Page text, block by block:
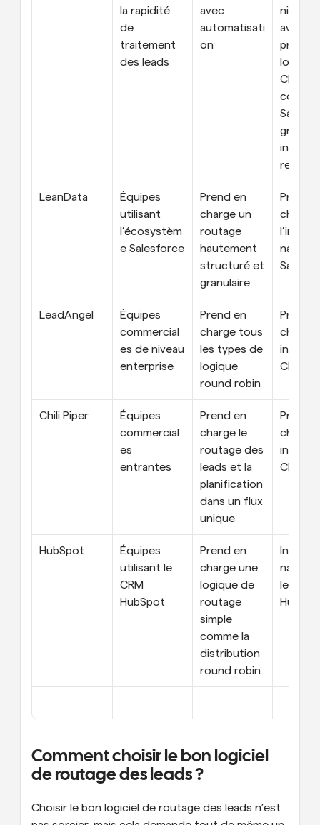
la rapidité
de
traitement
des leads
avec
automatisati
on
niveau
avec
logiciels
CRM,
comme
grâce
re API-
LeanData
Équipes
utilisant
l’écosystèm
e Salesforce
Prend en
charge un
routage
hautement
structuré et
granulaire
Prend
charge
native
LeadAngel
Équipes
commercial
es de niveau
enterprise
Prend en
charge tous
les types de
logique
round robin
Prend
charge
CRM
Chili Piper
Équipes
commercial
es
entrantes
Prend en
charge le
routage des
leads et la
planification
dans un flux
unique
Prend
charge
CRM
HubSpot
Équipes
utilisant le
CRM
HubSpot
Prend en
charge une
logique de
routage
simple
comme la
distribution
round robin
native
le CRM
Comment choisir le bon logiciel
de routage des leads ?
Choisir le bon logiciel de routage des leads n’est